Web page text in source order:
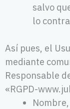
salvo
lo
Así pues, el
mediante
Responsable
«RGPD-